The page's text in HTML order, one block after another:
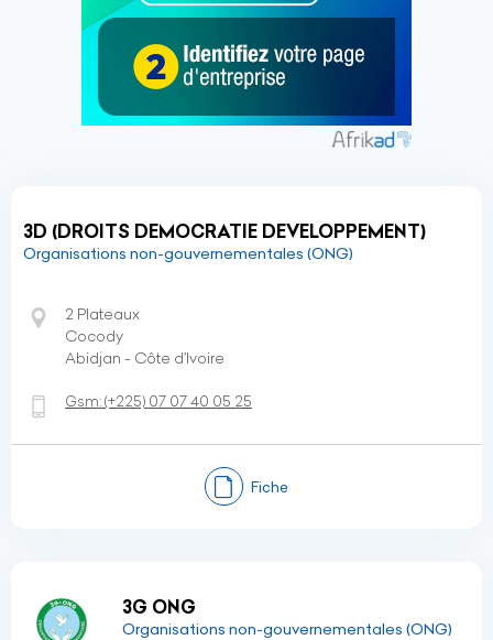
3D (DROITS DEMOCRATIE DEVELOPPEMENT)
Organisations non-gouvernementales (ONG)
2 Plateaux
Cocody
Abidjan - Côte d’Ivoire
Gsm:(+225) 07 07 40 05 25
Fiche
3G ONG
Organisations non-gouvernementales (ONG)